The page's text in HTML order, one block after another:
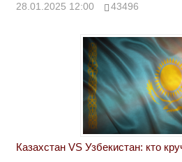
28.01.2025 12:00 43496
Казахстан VS Узбекистан: кто